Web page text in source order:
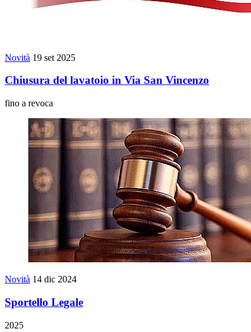
Novità 19 set 2025
Chiusura del lavatoio in Via San Vincenzo
fino a revoca
Novità 14 dic 2024
Sportello Legale
2025